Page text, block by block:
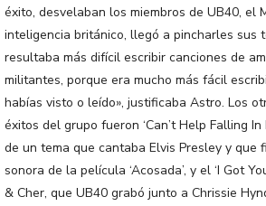
éxito, desvelaban los miembros de UB40, el
inteligencia británico, llegó a pincharles sus
resultaba más difícil escribir canciones de
militantes, porque era mucho más fácil
habías visto o leído», justificaba Astro. Los
éxitos del grupo fueron ‘Can’t Help Falling In
de un tema que cantaba Elvis Presley y que
sonora de la película ‘Acosada’, y el ‘I Got
& Cher, que UB40 grabó junto a Chrissie